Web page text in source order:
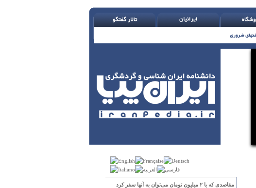
مقاصدی که با ۲ میلیون تومان می‌توان به آنها سفر کرد